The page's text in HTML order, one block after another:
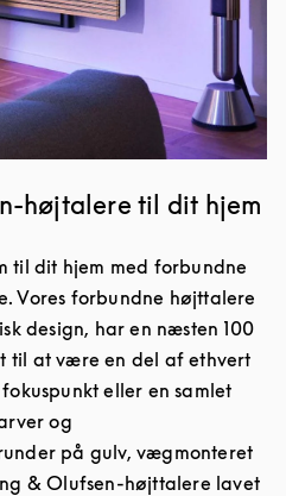
højtalere til dit hjem
til dit hjem med forbundne
Vores forbundne højttalere
design, har en næsten 100
til at være en del af ethvert
eller en samlet
og
på gulv, vægmonteret
& Olufsen-højttalere lavet